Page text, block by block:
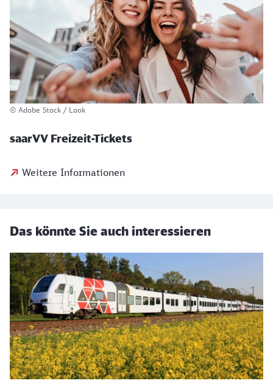
© Adobe Stock / Look
saarVV Freizeit-Tickets
Weitere Informationen
Das könnte Sie auch interessieren